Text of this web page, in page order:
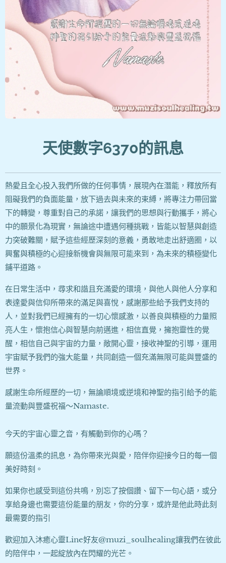
天使數字6370的訊息
熱愛且全心投入我們所做的任何事情，展現內在潛能，釋放所有
阻礙我們的負面能量，放下過去與未來的束縛，將專注力帶回當
下的轉變，尊重對自己的承諾，讓我們的思想與行動攜手，將心
中的願景化為現實，無論途中遭遇何種挑戰，皆能以智慧與創造
力突破難關，賦予這些經歷深刻的意義，勇敢地走出舒適圈，以
興奮與積極的心迎接新機會與無限可能來到，為未來的積極變化
鋪平道路。
在日常生活中，尋求和諧且充滿愛的環境，與他人與他人分享和
表達愛與信仰所帶來的滿足與喜悅，感謝那些給予我們支持的
人，並對我們已經擁有的一切心懷感激，以善良與積極的力量照
亮人生，懷抱信心與智慧向前邁進，相信直覺，擁抱靈性的覺
醒，相信自己與宇宙的力量，敞開心靈，接收神聖的引導，運用
宇宙賦予我們的強大能量，共同創造一個充滿無限可能與豐盛的
世界。
感謝生命所經歷的一切，無論順境或逆境和神聖的指引給予的能
量流動與豐盛祝福～Namaste.
今天的宇宙心靈之音，有觸動到你的心嗎？
願這份溫柔的訊息，為你帶來光與愛，陪伴你迎接今日的每一個
美好時刻。
如果你也感受到這份共鳴，別忘了按個讚、留下一句心語，或分
享給身邊也需要這份能量的朋友，你的分享，或許是他此時此刻
最需要的指引❤️
歡迎加入沐癒心靈Line好友@muzi_soulhealing讓我們在彼此
的陪伴中，一起綻放內在閃耀的光芒。